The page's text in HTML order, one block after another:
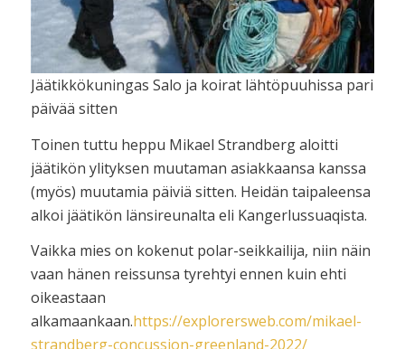
Jäätikkökuningas Salo ja koirat lähtöpuuhissa pari
päivää sitten
Toinen tuttu heppu Mikael Strandberg aloitti
jäätikön ylityksen muutaman asiakkaansa kanssa
(myös) muutamia päiviä sitten. Heidän taipaleensa
alkoi jäätikön länsireunalta eli Kangerlussuaqista.
Vaikka mies on kokenut polar-seikkailija, niin näin
vaan hänen reissunsa tyrehtyi ennen kuin ehti
oikeastaan
alkamaankaan.https://explorersweb.com/mikael-
strandberg-concussion-greenland-2022/